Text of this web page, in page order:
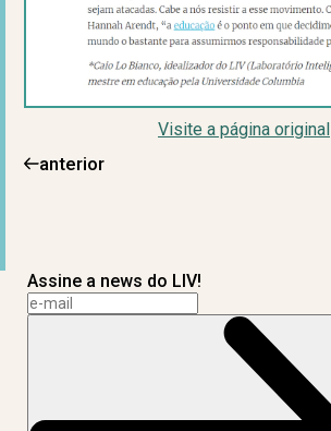
Visite a página original
anterior
Assine a news do LIV!